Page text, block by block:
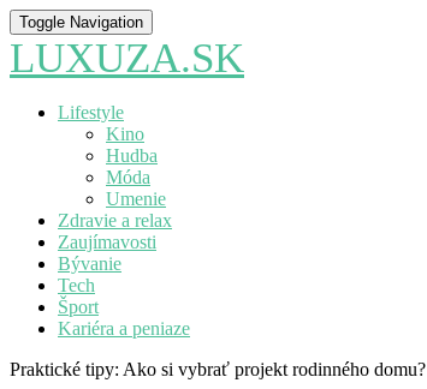
Toggle Navigation
LUXUZA.SK
Lifestyle
Kino
Hudba
Móda
Umenie
Zdravie a relax
Zaujímavosti
Bývanie
Tech
Šport
Kariéra a peniaze
Praktické tipy: Ako si vybrať projekt rodinného domu?